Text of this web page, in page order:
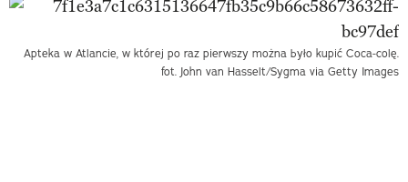
Apteka w Atlancie, w której po raz pierwszy można było kupić Coca-colę.
fot. John van Hasselt/Sygma via Getty Images